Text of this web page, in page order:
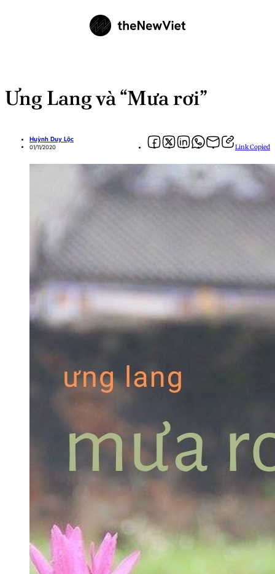
Ưng Lang và “Mưa rơi”
Huỳnh Duy Lộc
01/11/2020 Link Copied